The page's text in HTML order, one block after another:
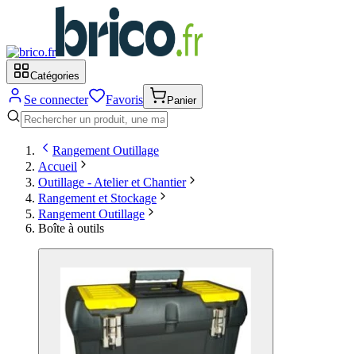
Catégories
Se connecter Favoris Panier
Rangement Outillage
Accueil
Outillage - Atelier et Chantier
Rangement et Stockage
Rangement Outillage
Boîte à outils